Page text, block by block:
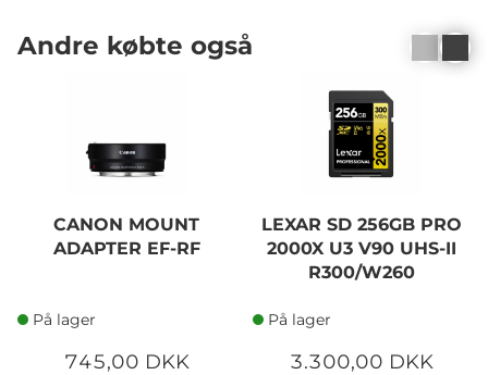
Andre købte også
CANON MOUNT
ADAPTER EF-RF
På lager
745,00 DKK
LEXAR SD 256GB PRO
2000X U3 V90 UHS-II
R300/W260
På lager
3.300,00 DKK